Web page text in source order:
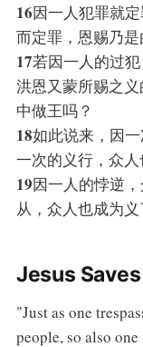
16因一人犯罪就
而定罪，恩赐乃是
17若因一人的过
洪恩又蒙所赐之
中做王吗？
18如此说来，因
一次的义行，众人
19因一人的悖逆
从，众人也成为义
Jesus
"Just as one
people, so also